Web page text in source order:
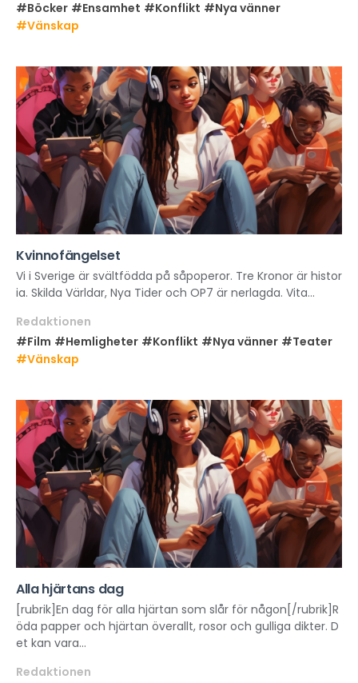
#Böcker #Ensamhet #Konflikt #Nya vänner
#Vänskap
Kvinnofängelset
Vi i Sverige är svältfödda på såpoperor. Tre Kronor är histor
ia. Skilda Världar, Nya Tider och OP7 är nerlagda. Vita...
Redaktionen
#Film #Hemligheter #Konflikt #Nya vänner #Teater
#Vänskap
Alla hjärtans dag
[rubrik]En dag för alla hjärtan som slår för någon[/rubrik]R
öda papper och hjärtan överallt, rosor och gulliga dikter. D
et kan vara...
Redaktionen